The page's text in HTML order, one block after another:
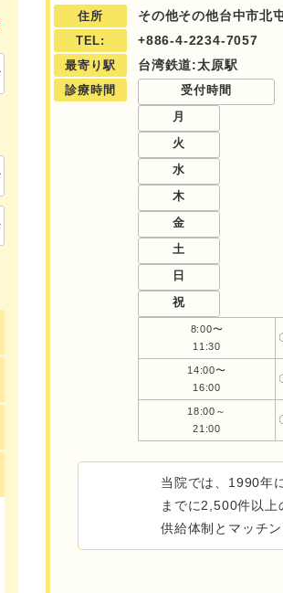
住所 その他その他台中市北
TEL: +886-4-2234-7057
最寄り駅 台湾鉄道:太原駅
診療時間
受付時間
月
火
水
木
金
土
日
祝
8:00〜
11:30
14:00〜
16:00
18:00～
21:00
当院では、1990年
までに2,500件以上
供給体制とマッチ